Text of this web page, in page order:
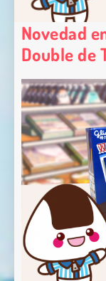
Novedad
Double de